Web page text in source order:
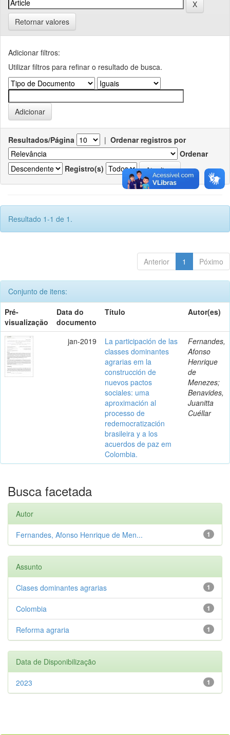
Retornar valores
Adicionar filtros:
Utilizar filtros para refinar o resultado de busca.
Resultados/Página | Ordenar registros por
Ordenar
Registro(s)
Resultado 1-1 de 1.
Anterior 1 Póximo
Conjunto de itens:
Pré-
visualização
Data do
documento
Título Autor(es)
jan-2019
La participación de las
classes dominantes
agrarias em la
construcción de
nuevos pactos
sociales: uma
aproximación al
processo de
redemocratización
brasileira y a los
acuerdos de paz em
Colombia.
Fernandes,
Afonso
Henrique
de
Menezes;
Benavides,
Juanitta
Cuéllar
Busca facetada
Autor
1
Fernandes, Afonso Henrique de Men...
Assunto
1
Clases dominantes agrarias
1
Colombia
1
Reforma agraria
Data de Disponibilização
1
2023